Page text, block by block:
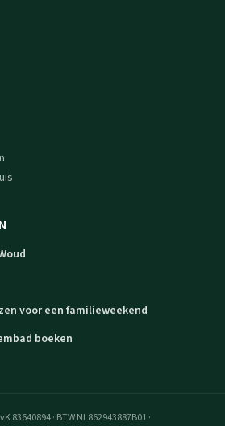
voor een familieweekend
boeken
83640894· BTW NL862943887B01·